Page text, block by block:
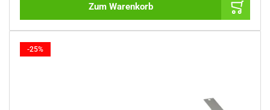
Zum Warenkorb
-25%